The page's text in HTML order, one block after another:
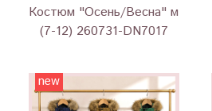
Костюм "Осень/Весна" м
(7-12) 260731-DN7017
new